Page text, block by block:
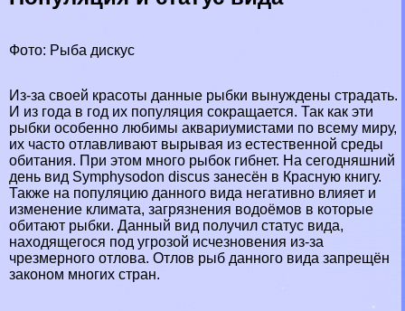
Фото: Рыба дискус
Из-за своей красоты данные рыбки вынуждены страдать.
И из года в год их популяция сокращается. Так как эти
рыбки особенно любимы аквариумистами по всему миру,
их часто отлавливают вырывая из естественной среды
обитания. При этом много рыбок гибнет. На сегодняшний
день вид Symphysodon discus занесён в Красную книгу.
Также на популяцию данного вида негативно влияет и
изменение климата, загрязнения водоёмов в которые
обитают рыбки. Данный вид получил статус вида,
находящегося под угрозой исчезновения из-за
чрезмерного отлова. Отлов рыб данного вида запрещён
законом многих стран.